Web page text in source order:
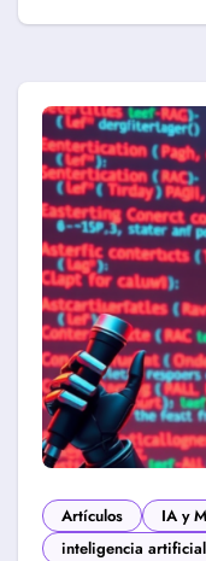
Artículos
IA y
inteligencia artificial